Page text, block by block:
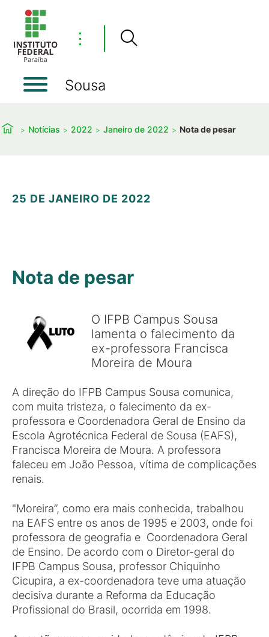
⋮
Sousa
Notícias 2022 Janeiro de 2022 Nota de pesar
25 DE JANEIRO DE 2022
Nota de pesar
O IFPB Campus Sousa
lamenta o falecimento da
ex-professora Francisca
Moreira de Moura
A direção do IFPB Campus Sousa comunica,
com muita tristeza, o falecimento da ex-
professora e Coordenadora Geral de Ensino da
Escola Agrotécnica Federal de Sousa (EAFS),
Francisca Moreira de Moura. A professora
faleceu em João Pessoa, vítima de complicações
renais.
"Moreira”, como era mais conhecida, trabalhou
na EAFS entre os anos de 1995 e 2003, onde foi
professora de geografia e Coordenadora Geral
de Ensino. De acordo com o Diretor-geral do
IFPB Campus Sousa, professor Chiquinho
Cicupira, a ex-coordenadora teve uma atuação
decisiva durante a Reforma da Educação
Profissional do Brasil, ocorrida em 1998.